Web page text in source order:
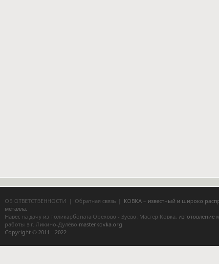
ОБ ОТВЕТСТВЕННОСТИ | Обратная связь | КОВКА – известный и широко
металла.
Навес на дачу из поликарбоната Орехово - Зуево. Мастер Ковка, изготовление
работы в г. Ликино-Дулёво masterkovka.org
Copyright © 2011 - 2022